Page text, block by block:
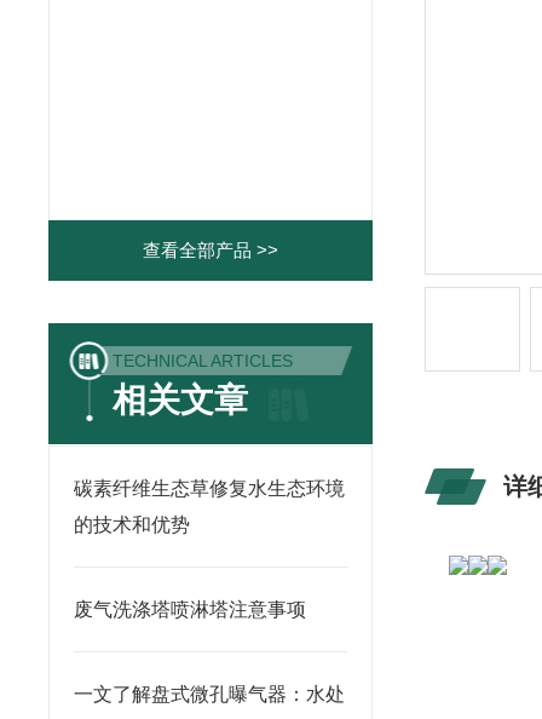
查看全部产品 >>
TECHNICAL ARTICLES
相关文章
碳素纤维生态草修复水生态环境
的技术和优势
废气洗涤塔喷淋塔注意事项
一文了解盘式微孔曝气器：水处
详